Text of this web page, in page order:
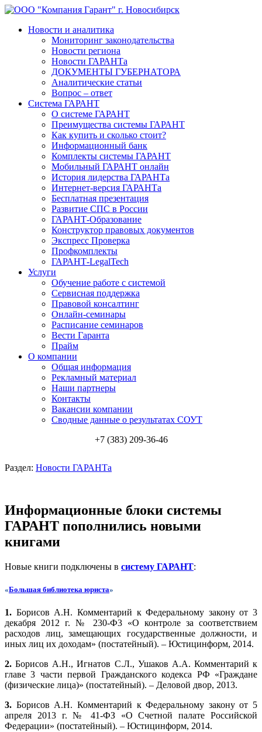
Новости и аналитика
Мониторинг законодательства
Новости региона
Новости ГАРАНТа
ДОКУМЕНТЫ ГУБЕРНАТОРА
Аналитические статьи
Вопрос – ответ
Система ГАРАНТ
О системе ГАРАНТ
Преимущества системы ГАРАНТ
Как купить и сколько стоит?
Информационный банк
Комплекты системы ГАРАНТ
Мобильный ГАРАНТ онлайн
История лидерства ГАРАНТа
Интернет-версия ГАРАНТа
Бесплатная презентация
Развитие СПС в России
ГАРАНТ-Образование
Конструктор правовых документов
Экспресс Проверка
Профкомплекты
ГАРАНТ-LegalTech
Услуги
Обучение работе с системой
Сервисная поддержка
Правовой консалтинг
Онлайн-семинары
Расписание семинаров
Вести Гаранта
Прайм
О компании
Общая информация
Рекламный материал
Наши партнеры
Контакты
Вакансии компании
Сводные данные о результатах СОУТ
+7 (383) 209-36-46
Раздел: Новости ГАРАНТа
Информационные блоки системы
ГАРАНТ пополнились новыми
книгами
Новые книги подключены в систему ГАРАНТ:
«Большая библиотека юриста»
1. Борисов А.Н. Комментарий к Федеральному закону от 3
декабря 2012 г. № 230-Ф3 «О контроле за соответствием
расходов лиц, замещающих государственные должности, и
иных лиц их доходам» (постатейный). – Юстицинформ, 2014.
2. Борисов А.Н., Игнатов С.Л., Ушаков А.А. Комментарий к
главе 3 части первой Гражданского кодекса РФ «Граждане
(физические лица)» (постатейный). – Деловой двор, 2013.
3. Борисов А.Н. Комментарий к Федеральному закону от 5
апреля 2013 г. № 41-ФЗ «О Счетной палате Российской
Федерации» (постатейный). – Юстицинформ, 2014.